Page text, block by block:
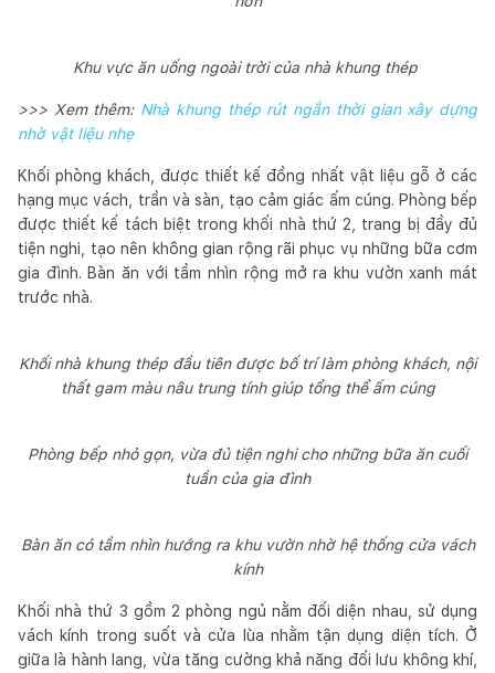
Khu vực ăn uống ngoài trời của nhà khung thép
>>> Xem thêm: Nhà khung thép rút ngắn thời gian xây dựng
nhờ vật liệu nhẹ
Khối phòng khách, được thiết kế đồng nhất vật liệu gỗ ở các
hạng mục vách, trần và sàn, tạo cảm giác ấm cúng. Phòng bếp
được thiết kế tách biệt trong khối nhà thứ 2, trang bị đầy đủ
tiện nghi, tạo nên không gian rộng rãi phục vụ những bữa cơm
gia đình. Bàn ăn với tầm nhìn rộng mở ra khu vườn xanh mát
trước nhà.
Khối nhà khung thép đầu tiên được bố trí làm phòng khách, nội
thất gam màu nâu trung tính giúp tổng thể ấm cúng
Phòng bếp nhỏ gọn, vừa đủ tiện nghi cho những bữa ăn cuối
tuần của gia đình
Bàn ăn có tầm nhìn hướng ra khu vườn nhờ hệ thống cửa vách
kính
Khối nhà thứ 3 gồm 2 phòng ngủ nằm đối diện nhau, sử dụng
vách kính trong suốt và cửa lùa nhằm tận dụng diện tích. Ở
giữa là hành lang, vừa tăng cường khả năng đối lưu không khí,